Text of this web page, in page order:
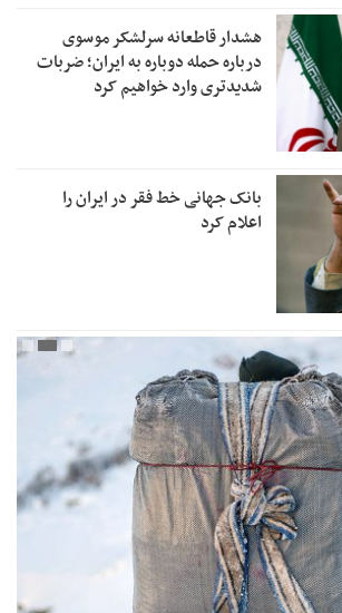
هشدار قاطعانه سرلشکر موسوی
درباره حمله دوباره به ایران؛ ضربات
شدیدتری وارد خواهیم کرد
بانک جهانی خط فقر در ایران را
اعلام کرد